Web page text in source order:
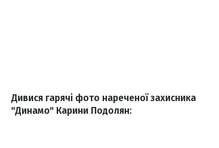
Дивися гарячі фото нареченої захисника
"Динамо" Карини Подолян: